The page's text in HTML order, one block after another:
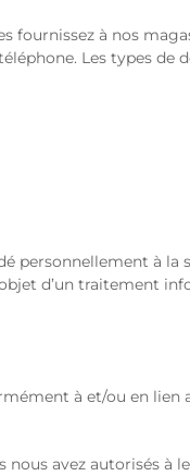
à nos
Les types de
personnellement à la
d’un traitement
à et/ou en
avez autorisés à